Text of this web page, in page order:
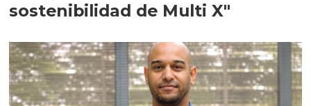
sostenibilidad de Multi X"